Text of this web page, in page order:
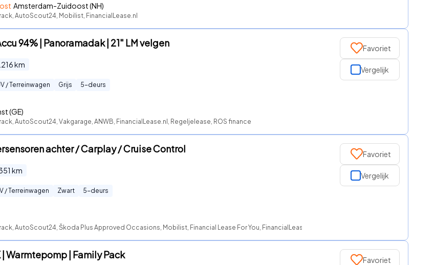
Amsterdam-Zuidoost (NH)
AutoScout24, Mobilist, FinancialLease.nl
94% | Panoramadak | 21" LM velgen
km
/ Terreinwagen Grijs 5-deurs
(GE)
AutoScout24, Vakgarage, ANWB, FinancialLease.nl, Regeljelease, ROS finance
Favoriet
Vergelijk
achter / Carplay / Cruise Control
km
/ Terreinwagen Zwart 5-deurs
AutoScout24, Škoda Plus Approved Occasions, Mobilist, Financial Lease For You, FinancialLease.nl, ROS finance
Favoriet
Vergelijk
Warmtepomp | Family Pack Favoriet